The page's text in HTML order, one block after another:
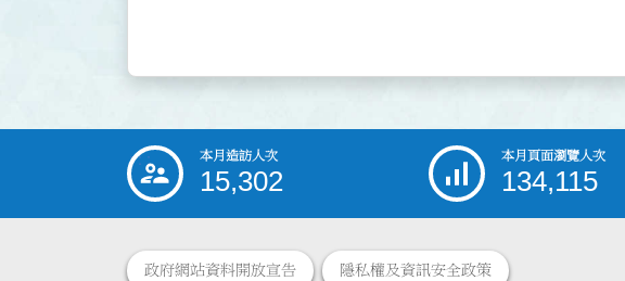
::: 本月造訪人次
15,302
本月頁面瀏覽人次
134,115
政府網站資料開放宣告 隱私權及資訊安全政策